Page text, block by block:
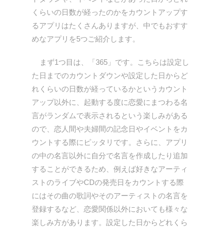
くらいの日数が経ったのかをカウントアップす
るアプリはたくさんありますが、中でもおすす
めなアプリを5つご紹介します。
まず1つ目は、「365」です。こちらは設定し
た日までのカウントダウンや設定した日からど
れくらいの日数が経っているかというカウント
アップ以外に、起動する度に恋愛にまつわる名
言がランダムで表示されるという楽しみがある
ので、恋人間や夫婦間の記念日やイベントをカ
ウントする際にピッタリです。さらに、アプリ
の中の名言以外に自分で名言を作成したり追加
することができるため、例えば好きなアーティ
ストのライブやCDの発売日をカウントする際
にはその曲の歌詞やそのアーティストの名言を
登録するなど、恋愛関係以外においても様々な
楽しみ方があります。設定した日からどれくら